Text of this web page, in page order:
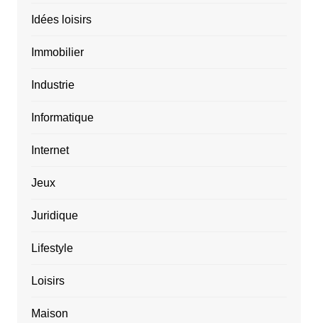
Idées loisirs
Immobilier
Industrie
Informatique
Internet
Jeux
Juridique
Lifestyle
Loisirs
Maison